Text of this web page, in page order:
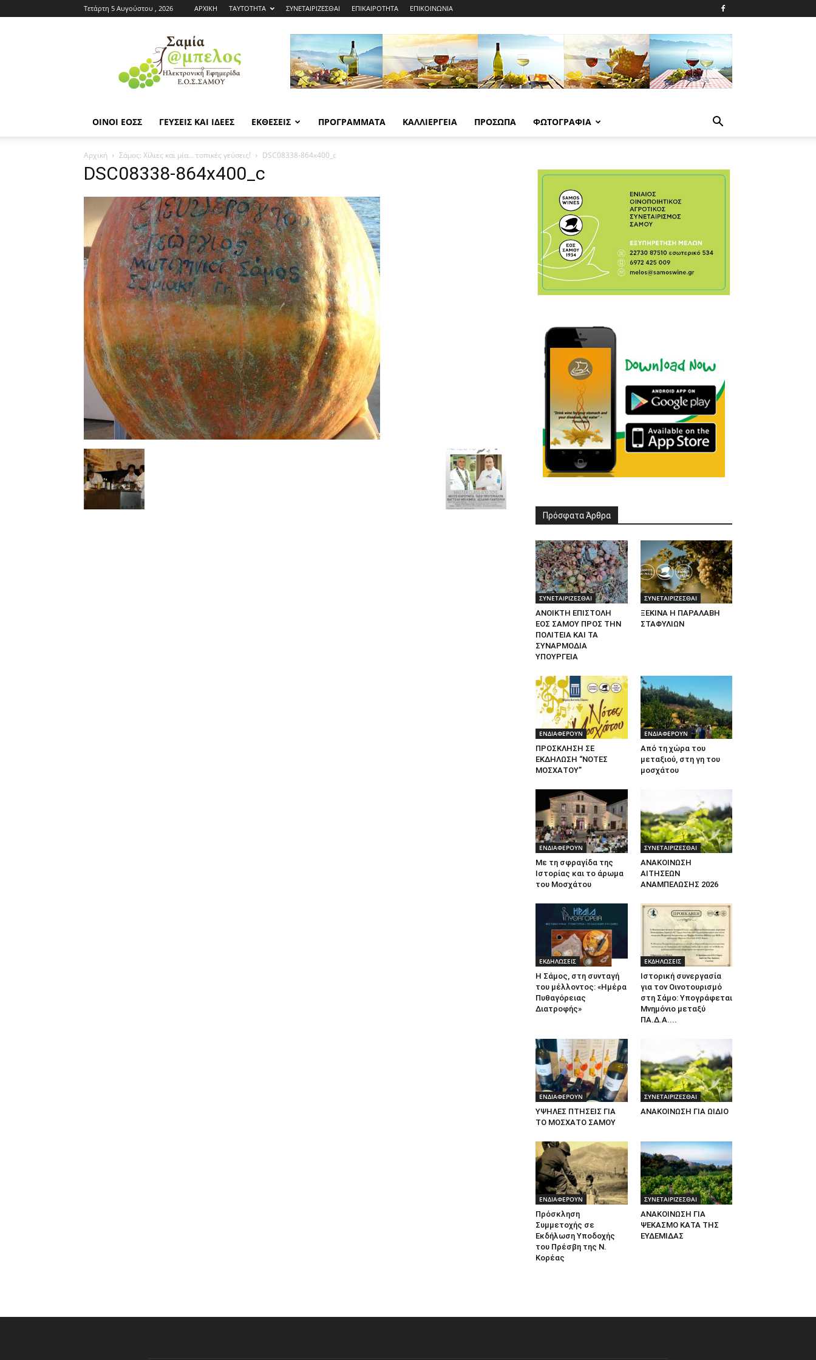
Τετάρτη 5 Αυγούστου , 2026 ΑΡΧΙΚΗ ΤΑΥΤΟΤΗΤΑ ΣΥΝΕΤΑΙΡΙΖΕΣΘΑΙ ΕΠΙΚΑΙΡΟΤΗΤΑ ΕΠΙΚΟΙΝΩΝΙΑ
Εφημερίδα
ΕΟΣΣ
|
Σαμία
ΟΙΝΟΙ ΕΟΣΣ ΓΕΥΣΕΙΣ ΚΑΙ ΙΔΕΕΣ ΕΚΘΕΣΕΙΣ ΠΡΟΓΡΑΜΜΑΤΑ ΚΑΛΛΙΕΡΓΕΙΑ ΠΡΟΣΩΠΑ ΦΩΤΟΓΡΑΦΙΑ
Αρχική Σάμος: Χίλιες και μία… τοπικές γεύσεις! DSC08338-864x400_c
DSC08338-864x400_c
Πρόσφατα Άρθρα
ΣΥΝΕΤΑΙΡΙΖΕΣΘΑΙ
ΑΝΟΙΚΤΗ ΕΠΙΣΤΟΛΗ
ΕΟΣ ΣΑΜΟΥ ΠΡΟΣ ΤΗΝ
ΠΟΛΙΤΕΙΑ ΚΑΙ ΤΑ
ΣΥΝΑΡΜΟΔΙΑ
ΥΠΟΥΡΓΕΙΑ
ΣΥΝΕΤΑΙΡΙΖΕΣΘΑΙ
ΞΕΚΙΝΑ Η ΠΑΡΑΛΑΒΗ
ΣΤΑΦΥΛΙΩΝ
ΕΝΔΙΑΦΕΡΟΥΝ
ΠΡΟΣΚΛΗΣΗ ΣΕ
ΕΚΔΗΛΩΣΗ “ΝΟΤΕΣ
ΜΟΣΧΑΤΟΥ”
ΕΝΔΙΑΦΕΡΟΥΝ
Από τη χώρα του
μεταξιού, στη γη του
μοσχάτου
ΕΝΔΙΑΦΕΡΟΥΝ
Με τη σφραγίδα της
Ιστορίας και το άρωμα
του Μοσχάτου
ΣΥΝΕΤΑΙΡΙΖΕΣΘΑΙ
ΑΝΑΚΟΙΝΩΣΗ
ΑΙΤΗΣΕΩΝ
ΑΝΑΜΠΕΛΩΣΗΣ 2026
ΕΚΔΗΛΩΣΕΙΣ
Η Σάμος, στη συνταγή
του μέλλοντος: «Ημέρα
Πυθαγόρειας
Διατροφής»
ΕΚΔΗΛΩΣΕΙΣ
Ιστορική συνεργασία
για τον Οινοτουρισμό
στη Σάμο: Υπογράφεται
Μνημόνιο μεταξύ
ΠΑ.Δ.Α....
ΕΝΔΙΑΦΕΡΟΥΝ
ΥΨΗΛΕΣ ΠΤΗΣΕΙΣ ΓΙΑ
ΤΟ ΜΟΣΧΑΤΟ ΣΑΜΟΥ
ΣΥΝΕΤΑΙΡΙΖΕΣΘΑΙ
ΑΝΑΚΟΙΝΩΣΗ ΓΙΑ ΩΙΔΙΟ
ΕΝΔΙΑΦΕΡΟΥΝ
Πρόσκληση
Συμμετοχής σε
Εκδήλωση Υποδοχής
του Πρέσβη της Ν.
Κορέας
ΣΥΝΕΤΑΙΡΙΖΕΣΘΑΙ
ΑΝΑΚΟΙΝΩΣΗ ΓΙΑ
ΨΕΚΑΣΜΟ ΚΑΤΑ ΤΗΣ
ΕΥΔΕΜΙΔΑΣ